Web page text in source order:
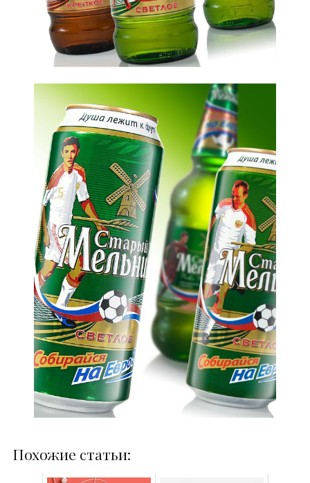
Похожие статьи: